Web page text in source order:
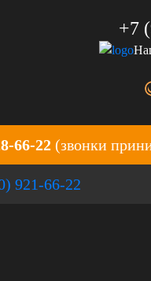
+7
66-22(звонки
921-66-22